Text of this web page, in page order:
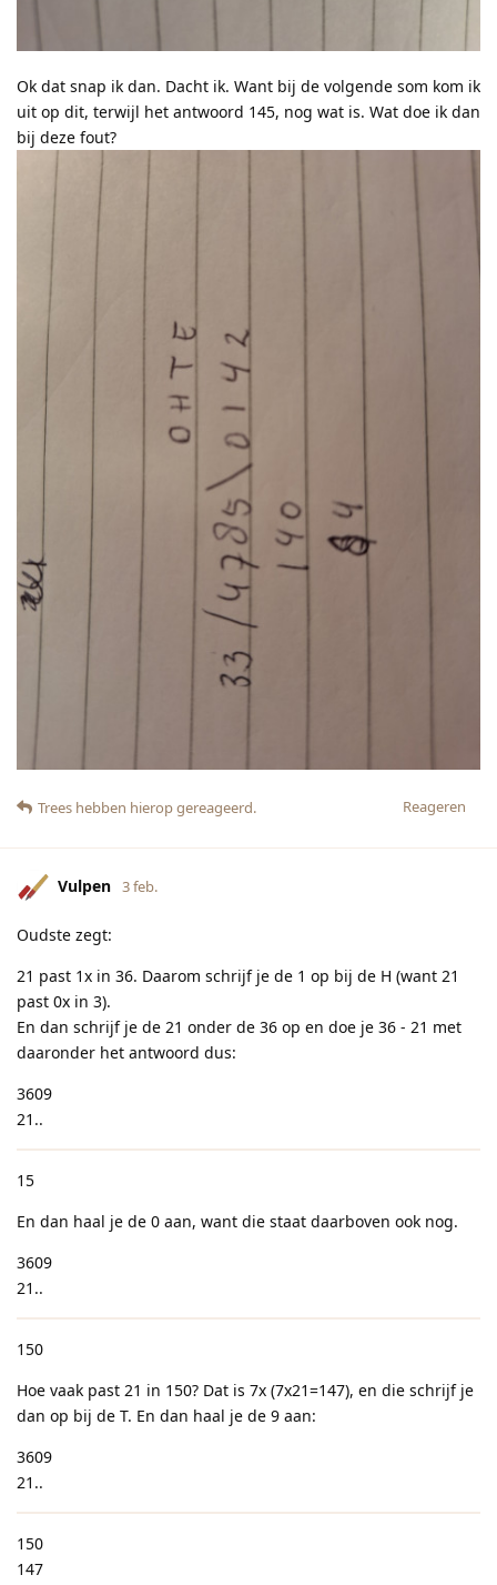
Ok dat snap ik dan. Dacht ik. Want bij de volgende som kom ik
uit op dit, terwijl het antwoord 145, nog wat is. Wat doe ik dan
bij deze fout?
Reageren
Trees hebben hierop gereageerd.
Vulpen 3 feb.
Oudste zegt:
21 past 1x in 36. Daarom schrijf je de 1 op bij de H (want 21
past 0x in 3).
En dan schrijf je de 21 onder de 36 op en doe je 36 - 21 met
daaronder het antwoord dus:
3609
21..
15
En dan haal je de 0 aan, want die staat daarboven ook nog.
3609
21..
150
Hoe vaak past 21 in 150? Dat is 7x (7x21=147), en die schrijf je
dan op bij de T. En dan haal je de 9 aan:
3609
21..
150
147